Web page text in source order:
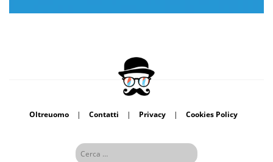
Oltreuomo | Contatti | Privacy | Cookies Policy